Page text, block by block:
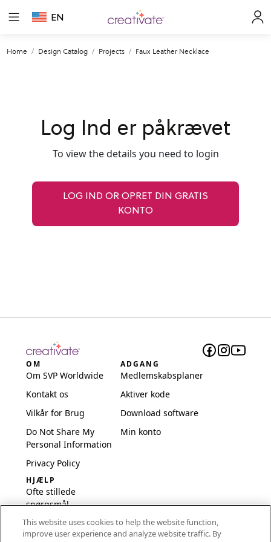
EN
Home Design Catalog Projects Faux Leather Necklace
Log Ind er påkrævet
To view the details you need to login
LOG IND OR OPRET DIN GRATIS
KONTO
OM
Om SVP Worldwide
Kontakt os
Vilkår for Brug
Do Not Share My
Personal Information
Privacy Policy
ADGANG
Medlemskabsplaner
Aktiver kode
Download software
Min konto
HJÆLP
Ofte stillede
spørgsmål
Software og opsætning
This website uses cookies to help the website function,
improve user experience and analyze website traffic. By